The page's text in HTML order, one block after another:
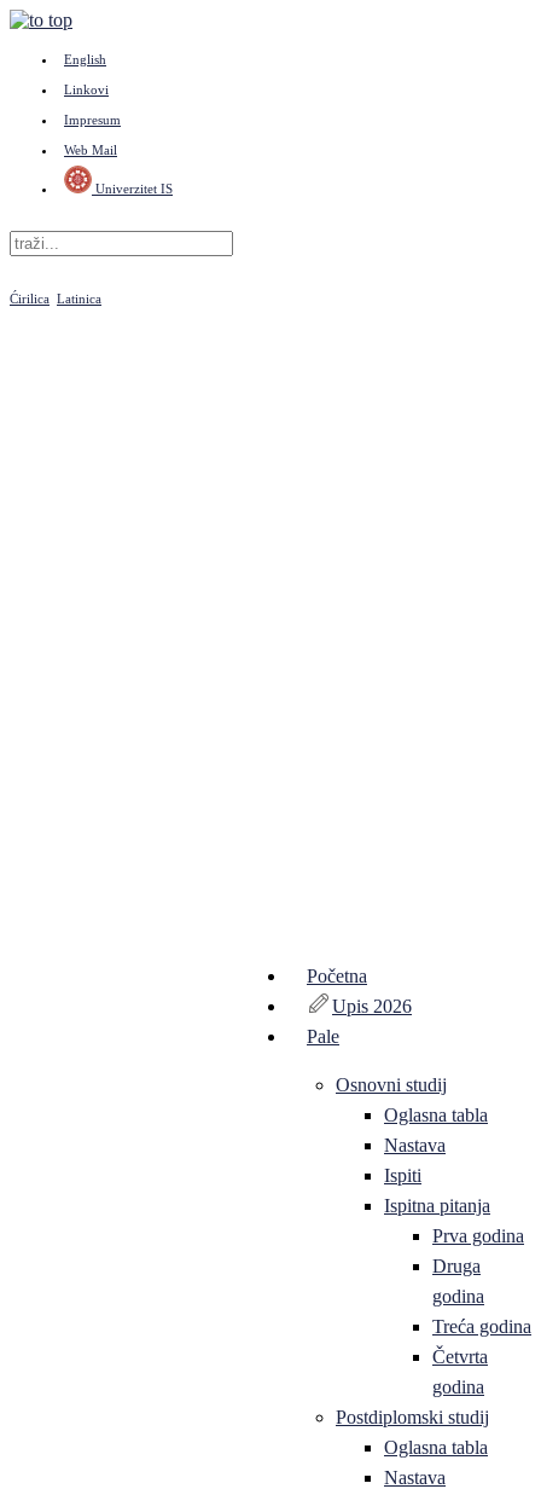
English
Linkovi
Impresum
Web Mail
Univerzitet IS
Ćirilica Latinica
Početna
Upis 2026
Pale
Osnovni studij
Oglasna tabla
Nastava
Ispiti
Ispitna pitanja
Prva godina
Druga
godina
Treća godina
Četvrta
godina
Postdiplomski studij
Oglasna tabla
Nastava